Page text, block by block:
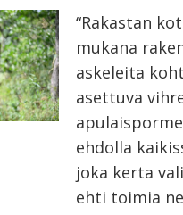
“Rakastan
mukana
askeleita
asettuva
ehdolla
joka kerta
ehti toimia